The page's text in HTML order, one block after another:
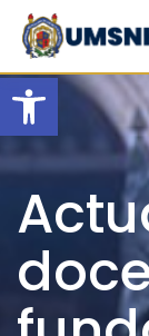
Open
Skip
content